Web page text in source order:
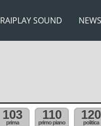
RAIPLAY SOUND NEWS
103
prima
110
primo piano
120
politica